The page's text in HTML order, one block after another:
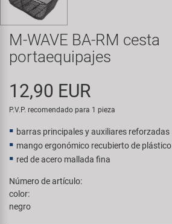
Transporte y Aparcamiento
Super B
Trail-Gator
Todas las marcas
M-WAVE BA-RM cesta
portaequipajes
12,90 EUR
P.V.P. recomendado para 1 pieza
barras principales y auxiliares reforzadas
mango ergonómico recubierto de plástico
red de acero mallada fina
Número de artículo:
color:
negro